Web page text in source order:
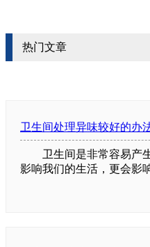
热门文章
卫生间处理异味较好的办
卫生间是非常容易产生
影响我们的生活，更会影